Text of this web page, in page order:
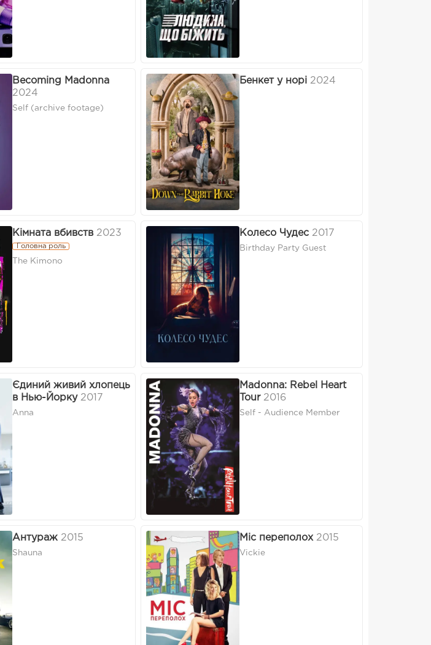
Becoming Madonna
2024
Self (archive footage)
Бенкет у норі 2024
Кімната вбивств 2023
Головна роль
The Kimono
Колесо Чудес 2017
Birthday Party Guest
Єдиний живий хлопець
в Нью-Йорку 2017
Anna
Madonna: Rebel Heart
Tour 2016
Self - Audience Member
Антураж 2015
Shauna
Міс переполох 2015
Vickie